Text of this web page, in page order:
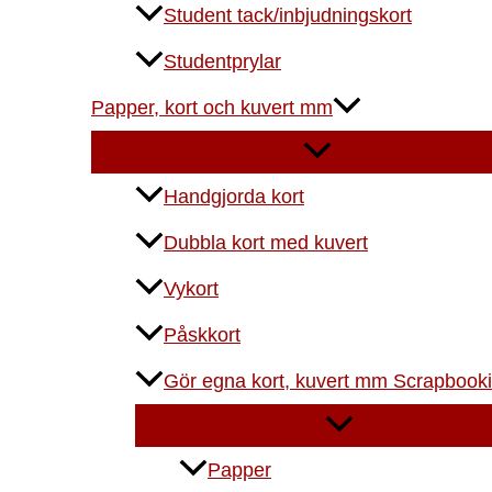
Student tack/inbjudningskort
Studentprylar
Papper, kort och kuvert mm
Handgjorda kort
Dubbla kort med kuvert
Vykort
Påskkort
Gör egna kort, kuvert mm
Papper